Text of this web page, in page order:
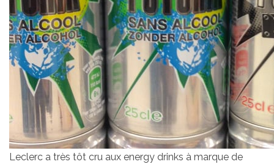
Leclerc a très tôt cru aux energy drinks à marque de